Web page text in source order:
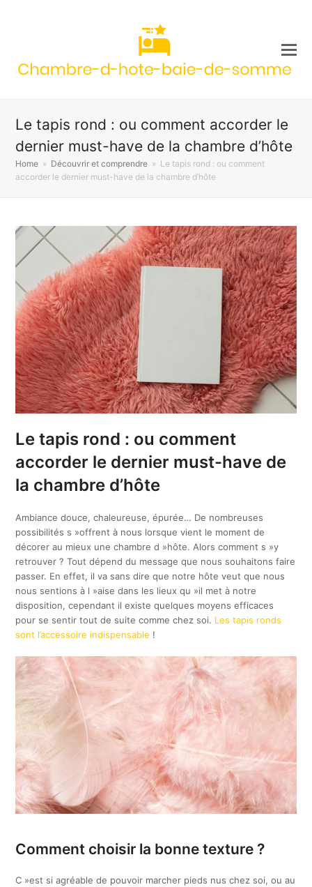
Le tapis rond : ou comment accorder le
dernier must-have de la chambre d’hôte
Home » Découvrir et comprendre » Le tapis rond : ou comment
accorder le dernier must-have de la chambre d’hôte
Le tapis rond : ou comment
accorder le dernier must-have de
la chambre d’hôte
Ambiance douce, chaleureuse, épurée… De nombreuses
possibilités s »offrent à nous lorsque vient le moment de
décorer au mieux une chambre d »hôte. Alors comment s »y
retrouver ? Tout dépend du message que nous souhaitons faire
passer. En effet, il va sans dire que notre hôte veut que nous
nous sentions à l »aise dans les lieux qu »il met à notre
disposition, cependant il existe quelques moyens efficaces
pour se sentir tout de suite comme chez soi. Les tapis ronds
sont l’accessoire indispensable !
Comment choisir la bonne texture ?
C »est si agréable de pouvoir marcher pieds nus chez soi, ou au